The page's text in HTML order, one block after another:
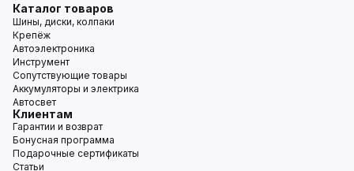
Каталог товаров
Шины, диски, колпаки
Крепёж
Автоэлектроника
Инструмент
Сопутствующие товары
Аккумуляторы и электрика
Автосвет
Клиентам
Гарантии и возврат
Бонусная программа
Подарочные сертификаты
Статьи